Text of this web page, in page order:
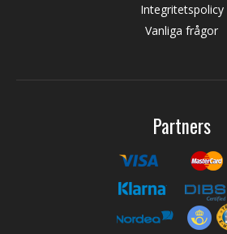
Integritetspolicy
Vanliga frågor
Partners